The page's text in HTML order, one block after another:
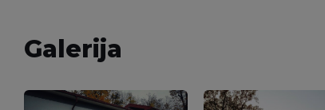
Galerija